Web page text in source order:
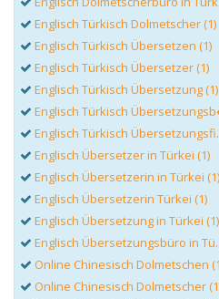
Englisch Türkisch Dolmetscher (1)
Englisch Türkisch Übersetzen (1)
Englisch Türkisch Übersetzer (1)
Englisch Türkisch Übersetzung (1)
Englisch Türkisch
Englisch Türkisch
Englisch Übersetzer in Türkei (1)
Englisch Übersetzerin in Türkei (1)
Englisch Übersetzerin Türkei (1)
Englisch Übersetzung in Türkei (1)
Englisch Übersetzungsbüro in Tü.
Online Chinesisch Dolmetschen
Online Chinesisch Dolmetscher